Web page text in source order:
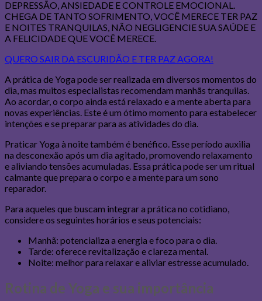
DEPRESSÃO, ANSIEDADE E CONTROLE EMOCIONAL.
CHEGA DE TANTO SOFRIMENTO, VOCÊ MERECE TER PAZ
E NOITES TRANQUILAS, NÃO NEGLIGENCIE SUA SAÚDE E
A FELICIDADE QUE VOCÊ MERECE.
QUERO SAIR DA ESCURIDÃO E TER PAZ AGORA!
A prática de Yoga pode ser realizada em diversos momentos do
dia, mas muitos especialistas recomendam manhãs tranquilas.
Ao acordar, o corpo ainda está relaxado e a mente aberta para
novas experiências. Este é um ótimo momento para estabelecer
intenções e se preparar para as atividades do dia.
Praticar Yoga à noite também é benéfico. Esse período auxilia
na desconexão após um dia agitado, promovendo relaxamento
e aliviando tensões acumuladas. Essa prática pode ser um ritual
calmante que prepara o corpo e a mente para um sono
reparador.
Para aqueles que buscam integrar a prática no cotidiano,
considere os seguintes horários e seus potenciais:
Manhã: potencializa a energia e foco para o dia.
Tarde: oferece revitalização e clareza mental.
Noite: melhor para relaxar e aliviar estresse acumulado.
Rotina de Yoga e sua importância